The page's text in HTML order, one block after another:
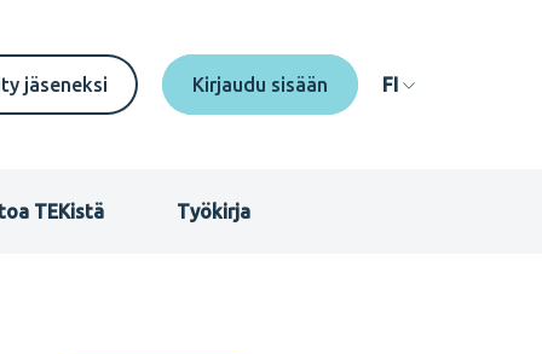
jäseneksi FI
TEKistä Työkirja